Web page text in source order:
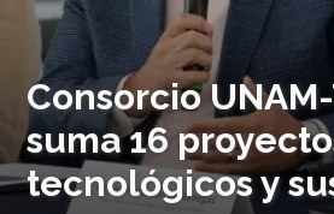
Consorcio
suma 16
tecnológicos y